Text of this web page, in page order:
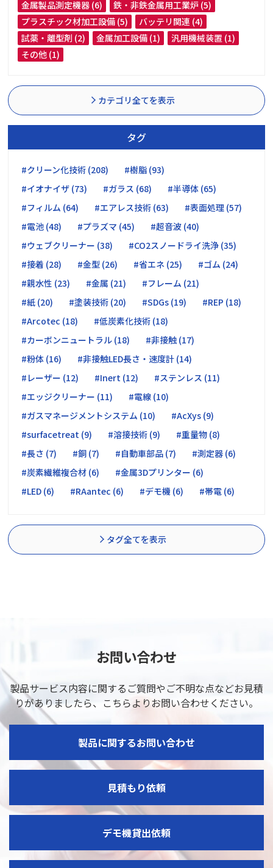
金属製品測定機器 (6)
鉄・非鉄金属用工業炉 (5)
プラスチック材加工設備 (5)
バッテリ関連 (4)
試薬・離型剤 (2)
金属加工設備 (1)
汎用機械装置 (1)
その他 (1)
カテゴリ全てを表示
タグ
#クリーン化技術 (208)
#樹脂 (93)
#イオナイザ (73)
#ガラス (68)
#半導体 (65)
#フィルム (64)
#エアレス技術 (63)
#表面処理 (57)
#電池 (48)
#プラズマ (45)
#超音波 (40)
#ウェブクリーナー (38)
#CO2スノードライ洗浄 (35)
#接着 (28)
#金型 (26) #省エネ (25)
#ゴム (24)
#親水性 (23)
#金属 (21)
#フレーム (21)
#紙 (20)
#塗装技術 (20) #SDGs (19)
#REP (18)
#Arcotec (18)
#低炭素化技術 (18)
#カーボンニュートラル (18)
#非接触 (17)
#粉体 (16)
#非接触LED長さ・速度計 (14)
#レーザー (12)
#Inert (12)
#ステンレス (11)
#エッジクリーナー (11)
#電線 (10)
#ガスマネージメントシステム (10)
#AcXys (9)
#surfacetreat (9)
#溶接技術 (9)
#重量物 (8)
#長さ (7)
#銅 (7) #自動車部品 (7)
#測定器 (6)
#炭素繊維複合材 (6)
#金属3Dプリンター (6)
#LED (6)
#RAantec (6) #デモ機 (6) #帯電 (6)
タグ全てを表示
お問い合わせ
製品サービス内容に関するご質問やご不明な点などお見積
りがありましたら、 こちらよりお問い合わせください。
製品に関するお問い合わせ
見積もり依頼
デモ機貸出依頼